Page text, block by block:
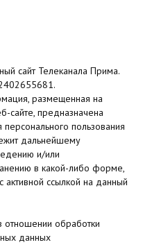
сайт Телеканала Прима.
размещенная на
сайте, предназначена
персонального пользования
дальнейшему
и/или
в какой-либо форме,
активной ссылкой на данный
отношении обработки
данных